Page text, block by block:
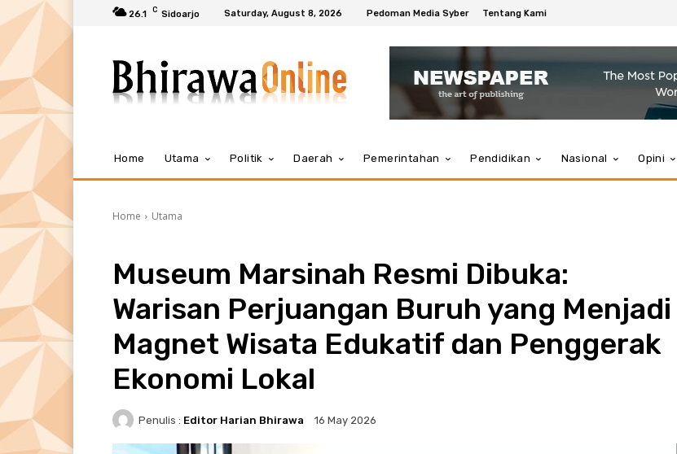
26.1 C Sidoarjo Saturday, August 8, 2026 Pedoman Media Syber Tentang Kami
Home Utama Politik Daerah Pemerintahan Pendidikan Nasional Opini
Home Utama
Museum Marsinah Resmi Dibuka:
Warisan Perjuangan Buruh yang Menjadi
Magnet Wisata Edukatif dan Penggerak
Ekonomi Lokal
Penulis : Editor Harian Bhirawa 16 May 2026